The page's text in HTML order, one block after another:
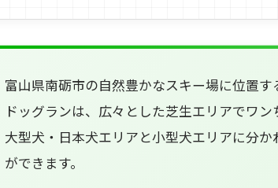
富山県南砺市の自然豊かなスキー場に位置す
ドッグランは、広々とした芝生エリアでワン
大型犬・日本犬エリアと小型犬エリアに分
ができます。